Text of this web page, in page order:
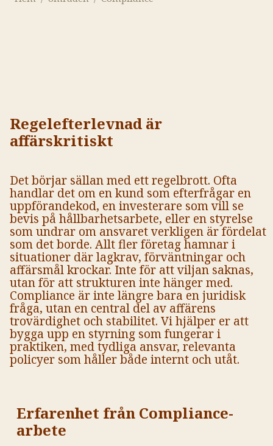
Regelefterlevnad är
affärskritiskt
Det börjar sällan med ett regelbrott. Ofta
handlar det om en kund som efterfrågar en
uppförandekod, en investerare som vill se
bevis på hållbarhetsarbete, eller en styrelse
som undrar om ansvaret verkligen är fördelat
som det borde. Allt fler företag hamnar i
situationer där lagkrav, förväntningar och
affärsmål krockar. Inte för att viljan saknas,
utan för att strukturen inte hänger med.
Compliance är inte längre bara en juridisk
fråga, utan en central del av affärens
trovärdighet och stabilitet. Vi hjälper er att
bygga upp en styrning som fungerar i
praktiken, med tydliga ansvar, relevanta
policyer som håller både internt och utåt.
Erfarenhet från Compliance-
arbete